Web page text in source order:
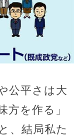
公平さは大
方を作る」
、結局私た